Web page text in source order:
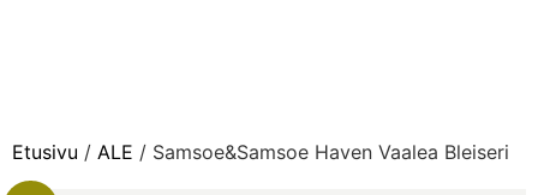
Etusivu / ALE / Samsoe&Samsoe Haven Vaalea Bleiseri